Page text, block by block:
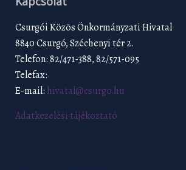
Csurgói Közös Önkormányzati Hivatal
8840 Csurgó, Széchenyi tér 2.
Telefon: 82/471-388, 82/571-095
Telefax:
E-mail: hivatal@csurgo.hu
Adatkezelési tájékoztató